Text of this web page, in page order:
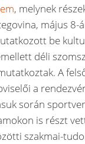
, melynek
május 8-
be
déli
A
a
során
is részt
szakmai-